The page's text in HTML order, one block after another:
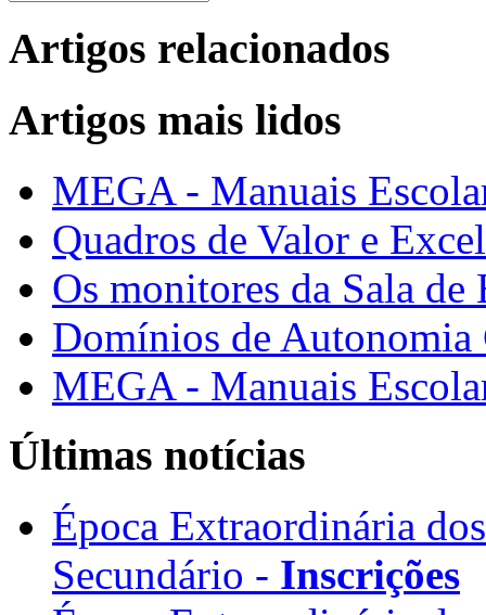
Artigos relacionados
Artigos mais lidos
MEGA - Manuais
Quadros de Valor e
Os monitores da Sala de
Domínios de Autonomia
MEGA - Manuais
Últimas notícias
Época Extraordinária
Secundário - Inscrições